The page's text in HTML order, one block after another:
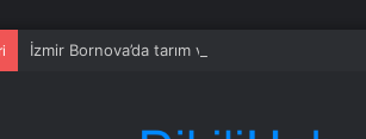
İzmir Bornova’da tarım ve dayanışma hamlesi